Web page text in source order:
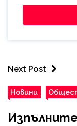
Next Post
Новини